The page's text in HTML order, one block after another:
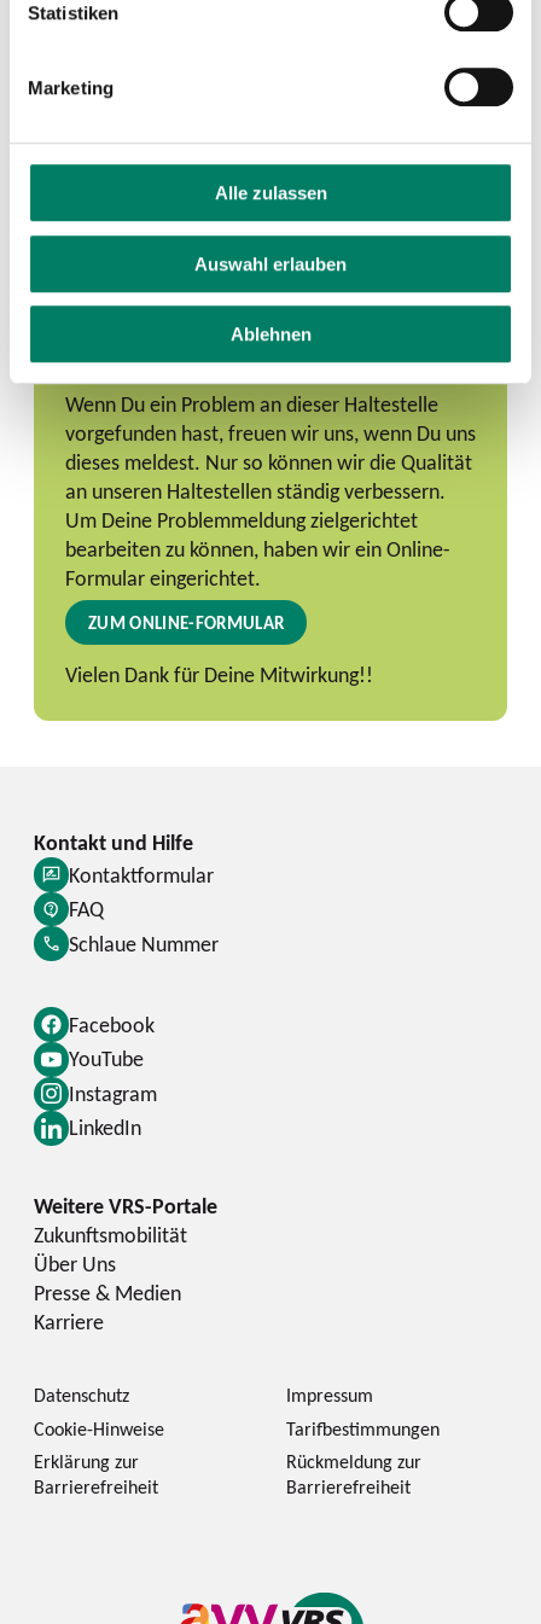
Statistiken
Marketing
Alle zulassen
Auswahl erlauben
Ablehnen
Problem melden
Wenn Du ein Problem an dieser Haltestelle
vorgefunden hast, freuen wir uns, wenn Du uns
dieses meldest. Nur so können wir die Qualität
an unseren Haltestellen ständig verbessern.
Um Deine Problemmeldung zielgerichtet
bearbeiten zu können, haben wir ein Online-
Formular eingerichtet.
ZUM ONLINE-FORMULAR
Vielen Dank für Deine Mitwirkung!!
Facebook
YouTube
Instagram
LinkedIn
Kontaktformular
FAQ
Schlaue Nummer
Zukunftsmobilität
Über Uns
Presse & Medien
Karriere
Datenschutz
Impressum
Cookie-Hinweise
Tarifbestimmungen
Erklärung zur
Barrierefreiheit
Rückmeldung zur
Barrierefreiheit